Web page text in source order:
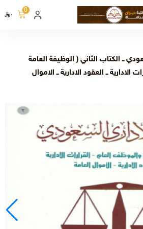
0
٠
ــ الكتاب الثاني ( الوظيفة العامة
الادارية ــ العقود الادارية ــ الاموال